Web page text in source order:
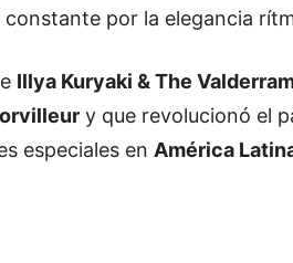
por la elegancia
Illya Kuryaki & The
y que revolucionó el
especiales en América